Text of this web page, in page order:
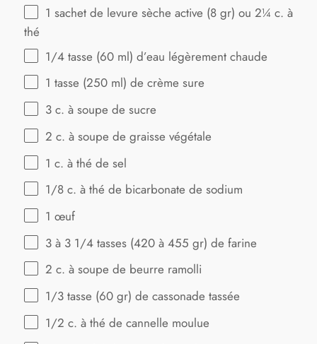
1 sachet de levure sèche active (8 gr) ou 2¼ c. à
thé
1/4 tasse (60 ml) d’eau légèrement chaude
1 tasse (250 ml) de crème sure
3 c. à soupe de sucre
2 c. à soupe de graisse végétale
1 c. à thé de sel
1/8 c. à thé de bicarbonate de sodium
1 œuf
3 à 3 1/4 tasses (420 à 455 gr) de farine
2 c. à soupe de beurre ramolli
1/3 tasse (60 gr) de cassonade tassée
1/2 c. à thé de cannelle moulue